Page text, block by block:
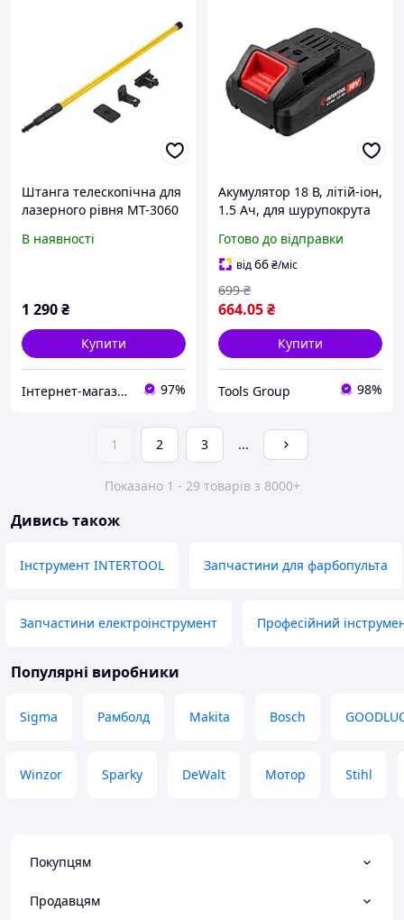
Штанга телескопічна для
лазерного рівня MT-3060
В наявності
1 290₴
Купити
Інтернет-магазин "Деталіон" 97%
Акумулятор 18 В, літій-іон,
1.5 Ач, для шурупокрута
0316
Готово до відправки
від66₴/міс
664.05₴
699 ₴
Купити
Tools Group 98%
1 2 3 ...
Показано 1 - 29 товарів з 8000+
Дивись також
Інструмент INTERTOOL Запчастини для фарбопульта
Запчастини електроінструмент Професійний
Популярні виробники
Sigma Рамболд Makita Bosch
Winzor Sparky DeWalt Мотор Stihl
Покупцям
Продавцям